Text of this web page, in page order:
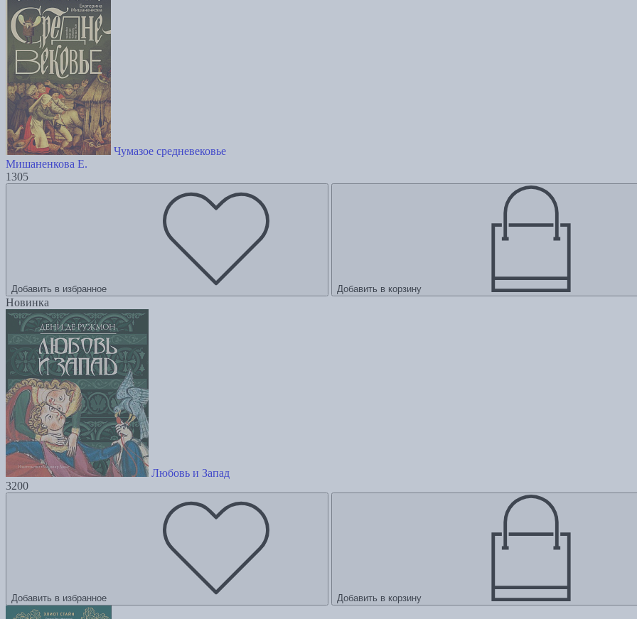
Чумазое средневековье
Мишаненкова Е.
1305
Добавить в избранное Добавить в корзину
Новинка
Любовь и Запад
3200
Добавить в избранное Добавить в корзину